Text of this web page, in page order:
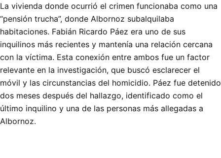
La vivienda donde ocurrió el crimen funcionaba como una
“pensión trucha”, donde Albornoz subalquilaba
habitaciones. Fabián Ricardo Páez era uno de sus
inquilinos más recientes y mantenía una relación cercana
con la víctima. Esta conexión entre ambos fue un factor
relevante en la investigación, que buscó esclarecer el
móvil y las circunstancias del homicidio. Páez fue detenido
dos meses después del hallazgo, identificado como el
último inquilino y una de las personas más allegadas a
Albornoz.